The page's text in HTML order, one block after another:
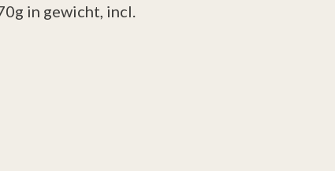
in gewicht, incl.